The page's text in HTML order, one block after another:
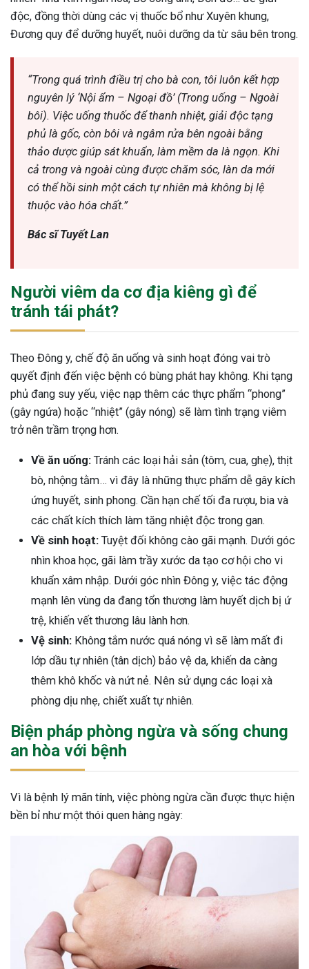
độc, đồng thời dùng các vị thuốc bổ như Xuyên khung,
Đương quy để dưỡng huyết, nuôi dưỡng da từ sâu bên trong.
“Trong quá trình điều trị cho bà con, tôi luôn kết hợp
nguyên lý ‘Nội ẩm – Ngoại đồ’ (Trong uống – Ngoài
bôi). Việc uống thuốc để thanh nhiệt, giải độc tạng
phủ là gốc, còn bôi và ngâm rửa bên ngoài bằng
thảo dược giúp sát khuẩn, làm mềm da là ngọn. Khi
cả trong và ngoài cùng được chăm sóc, làn da mới
có thể hồi sinh một cách tự nhiên mà không bị lệ
thuộc vào hóa chất.”
Bác sĩ Tuyết Lan
Người viêm da cơ địa kiêng gì để
tránh tái phát?
Theo Đông y, chế độ ăn uống và sinh hoạt đóng vai trò
quyết định đến việc bệnh có bùng phát hay không. Khi tạng
phủ đang suy yếu, việc nạp thêm các thực phẩm “phong”
(gây ngứa) hoặc “nhiệt” (gây nóng) sẽ làm tình trạng viêm
trở nên trầm trọng hơn.
Về ăn uống: Tránh các loại hải sản (tôm, cua, ghẹ), thịt
bò, nhộng tằm… vì đây là những thực phẩm dễ gây kích
ứng huyết, sinh phong. Cần hạn chế tối đa rượu, bia và
các chất kích thích làm tăng nhiệt độc trong gan.
Về sinh hoạt: Tuyệt đối không cào gãi mạnh. Dưới góc
nhìn khoa học, gãi làm trầy xước da tạo cơ hội cho vi
khuẩn xâm nhập. Dưới góc nhìn Đông y, việc tác động
mạnh lên vùng da đang tổn thương làm huyết dịch bị ứ
trệ, khiến vết thương lâu lành hơn.
Vệ sinh: Không tắm nước quá nóng vì sẽ làm mất đi
lớp dầu tự nhiên (tân dịch) bảo vệ da, khiến da càng
thêm khô khốc và nứt nẻ. Nên sử dụng các loại xà
phòng dịu nhẹ, chiết xuất tự nhiên.
Biện pháp phòng ngừa và sống chung
an hòa với bệnh
Vì là bệnh lý mãn tính, việc phòng ngừa cần được thực hiện
bền bỉ như một thói quen hàng ngày: